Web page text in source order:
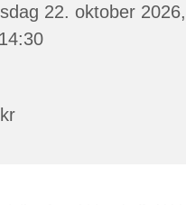
22. oktober 2026,